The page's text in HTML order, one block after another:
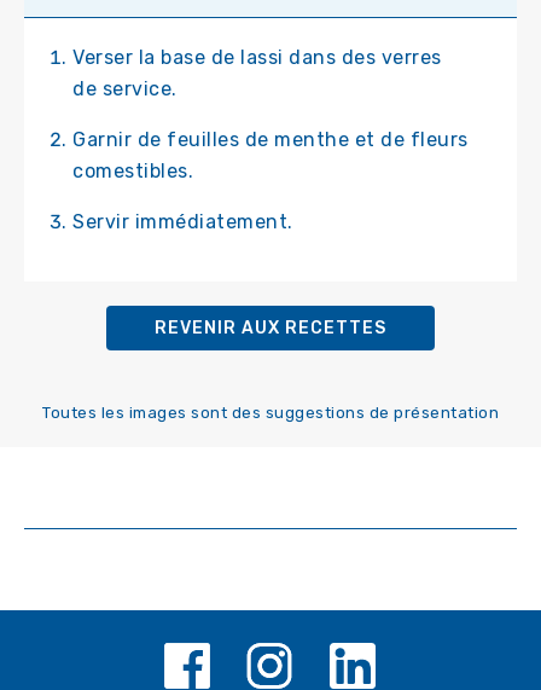
Verser la base de lassi dans des verres
de service.
Garnir de feuilles de menthe et de fleurs
comestibles.
Servir immédiatement.
REVENIR AUX RECETTES
Toutes les images sont des suggestions de présentation